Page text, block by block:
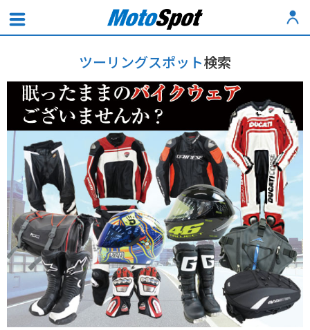
ツーリングスポット検索